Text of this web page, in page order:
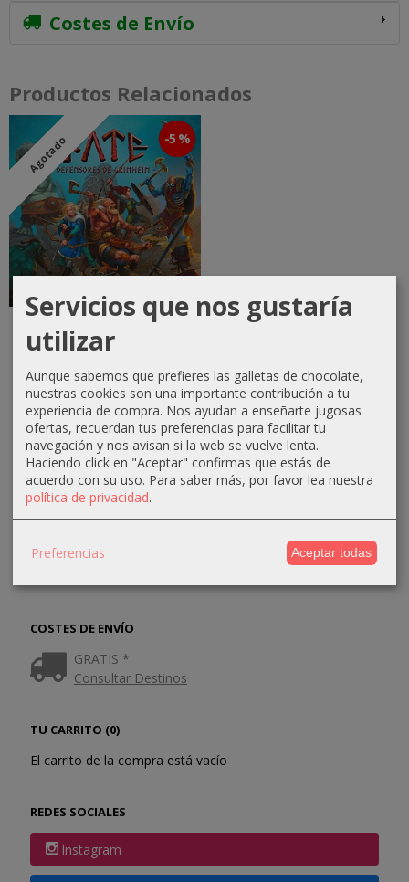
MARCAS
COSTES DE ENVÍO
GRATIS *
Consultar Destinos
TU CARRITO (0)
El carrito de la compra está vacío
REDES SOCIALES
Instagram
Costes de Envío
Productos Relacionados
Agotado -5 %
Fate: Defensores de
Grimheim
52,25 €55,00 €
Servicios que nos gustaría
utilizar
Aunque sabemos que prefieres las galletas de chocolate,
nuestras cookies son una importante contribución a tu
experiencia de compra. Nos ayudan a enseñarte jugosas
ofertas, recuerdan tus preferencias para facilitar tu
navegación y nos avisan si la web se vuelve lenta.
Haciendo click en "Aceptar" confirmas que estás de
acuerdo con su uso. Para saber más, por favor lea nuestra
política de privacidad.
Preferencias Aceptar todas